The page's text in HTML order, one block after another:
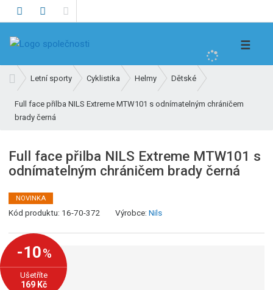
h
l
e
☰
v
o
d
s
t
a
n
Letní sporty Cyklistika Helmy Dětské
Full face přilba NILS Extreme MTW101 s odnímatelným chráničem
brady černá
Full face přilba NILS Extreme MTW101 s
odnímatelným chráničem brady černá
NOVINKA
Kód produktu: 16-70-372 Výrobce:Nils
-10%
Ušetříte
169 Kč